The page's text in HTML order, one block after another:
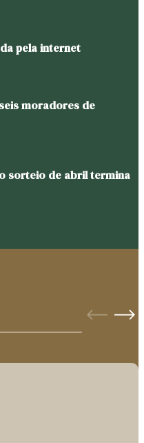
pela internet
moradores de
sorteio de abril termina